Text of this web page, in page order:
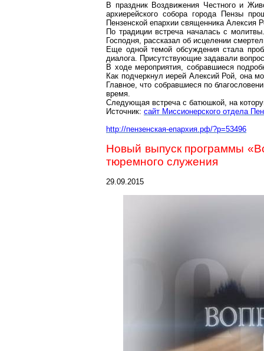
В праздник Воздвижения Честного и
архиерейского собора города Пензы
Пензенской епархии священника Алексия
По традиции встреча началась с
Господня, рассказал об исцелении
Еще одной темой обсуждения стала
диалога. Присутствующие задавали
В ходе мероприятия, собравшиеся
Как подчеркнул иерей Алексий Рой, она
Главное, что собравшиеся по
время.
Следующая встреча с батюшкой, на
Источник: сайт Миссионерского отдела
http://пензенская-епархия.рф/?p=53496
Новый выпуск программы
тюремного служения
29.09.2015